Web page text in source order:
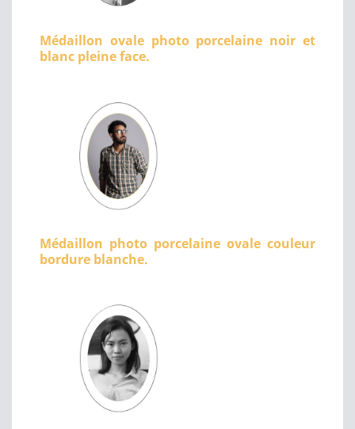
Médaillon ovale photo porcelaine noir et
blanc pleine face.
Médaillon photo porcelaine ovale couleur
bordure blanche.